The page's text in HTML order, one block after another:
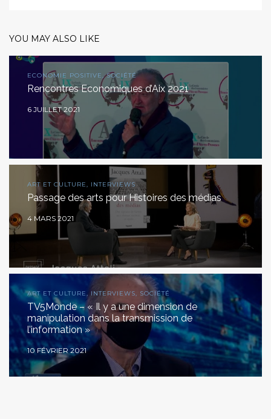
YOU MAY ALSO LIKE
ECONOMIE POSITIVE, SOCIÉTÉ
Rencontres Economiques d’Aix 2021
6 JUILLET 2021
ART ET CULTURE, INTERVIEWS
Passage des arts pour Histoires des médias
4 MARS 2021
ART ET CULTURE, INTERVIEWS, SOCIÉTÉ
TV5Monde – « Il y a une dimension de
manipulation dans la transmission de
l’information »
10 FÉVRIER 2021